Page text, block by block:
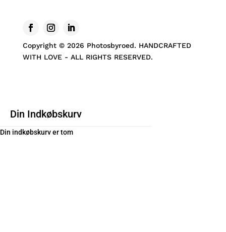
Copyright © 2026 Photosbyroed. HANDCRAFTED
WITH LOVE - ALL RIGHTS RESERVED.
Din Indkøbskurv
Din indkøbskurv er tom